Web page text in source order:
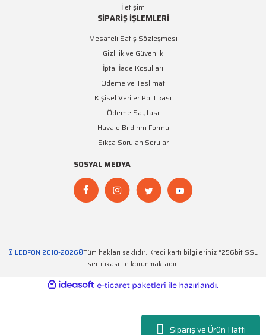
Sipariş ve Ürün Hattı
İletişim
SİPARİŞ İŞLEMLERİ
Mesafeli Satış Sözleşmesi
Gizlilik ve Güvenlik
İptal İade Koşulları
Ödeme ve Teslimat
Kişisel Veriler Politikası
Ödeme Sayfası
Havale Bildirim Formu
Sıkça Sorulan Sorular
SOSYAL MEDYA
© LEDFON 2010-2026®Tüm hakları saklıdır. Kredi kartı bilgileriniz “256bit SSL
sertifikası ile korunmaktadır.
ideasoft
e-